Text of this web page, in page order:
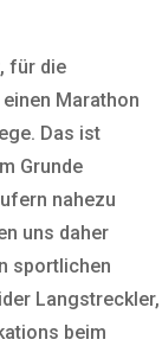
für die
Marathon
Das ist
Grunde
nahezu
uns daher
sportlichen
Langstreckler,
beim